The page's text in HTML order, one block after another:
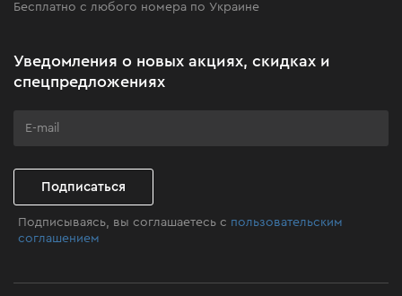
Клуб мастерства
Бесплатно с любого номера по Украине
Уведомления о новых акциях, скидках и
спецпредложениях
Подписаться
Подписываясь, вы соглашаетесь с пользовательским
соглашением